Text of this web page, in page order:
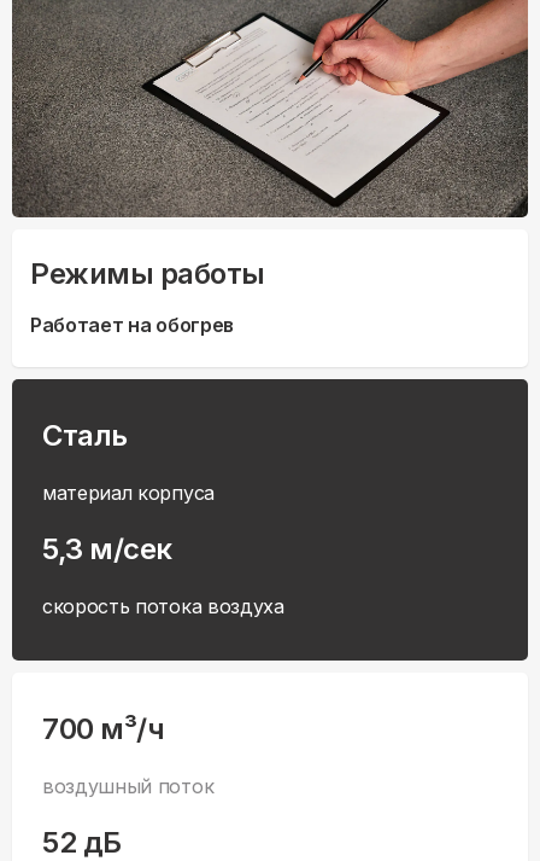
Режимы работы
Работает на обогрев
Сталь
материал корпуса
5,3 м/сек
скорость потока воздуха
700 м³/ч
воздушный поток
52 дБ